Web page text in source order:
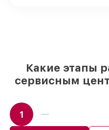
Какие этапы
сервисным
1